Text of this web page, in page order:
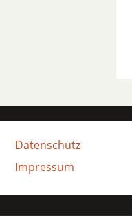
Datenschutz
Impressum